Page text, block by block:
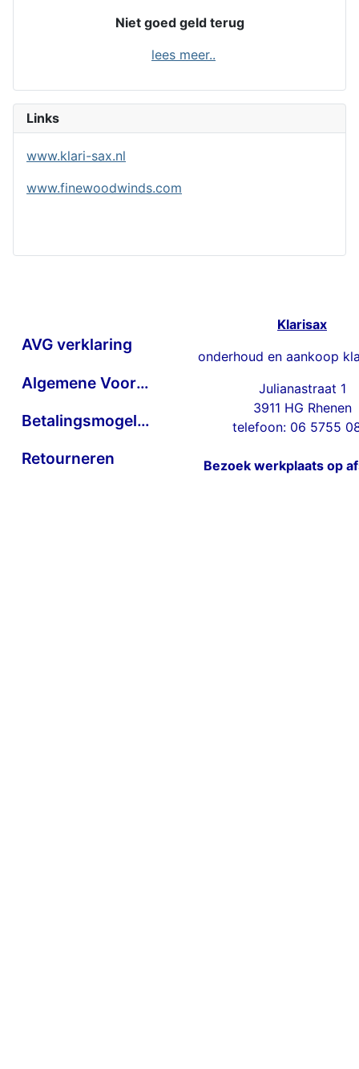
Niet goed geld terug
lees meer..
Links
www.klari-sax.nl
www.finewoodwinds.com
AVG verklaring
Algemene Voorwaarden
Betalingsmogelijkheden
Retourneren
Klarisax
onderhoud en aankoop
Julianastraat 1
3911 HG Rhenen
telefoon: 06 5755
Bezoek werkplaats op